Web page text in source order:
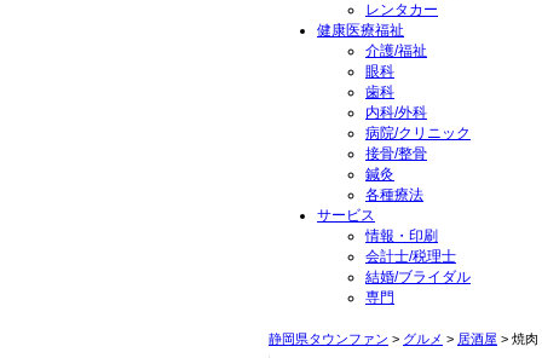
レンタカー
健康医療福祉
介護/福祉
眼科
歯科
内科/外科
病院/クリニック
接骨/整骨
鍼灸
各種療法
サービス
情報・印刷
会計士/税理士
結婚/ブライダル
専門
静岡県タウンファン > グルメ > 居酒屋 > 焼